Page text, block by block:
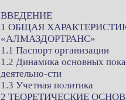
ВВЕДЕНИЕ
1 ОБЩАЯ
«АЛМАЗДОРТРАНС»
1.1 Паспорт организации
1.2 Динамика основных
деятельно-сти
1.3 Учетная политика
2 ТЕОРЕТИЧЕСКИЕ